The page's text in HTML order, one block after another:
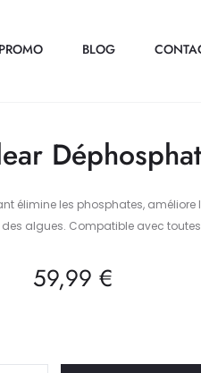
PROMO BLOG
élimine les phosphates, améliore
algues. Compatible avec
59,99 €